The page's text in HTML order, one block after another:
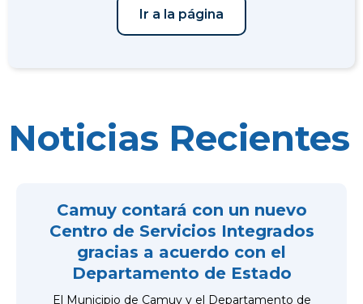
Ir a la página
Noticias Recientes
Camuy contará con un nuevo
Centro de Servicios Integrados
gracias a acuerdo con el
Departamento de Estado
El Municipio de Camuy y el Departamento de